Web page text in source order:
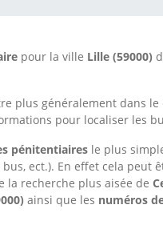
pour la ville Lille (59000)
plus généralement dans
pour localiser les
pénitentiairesle plus
ect.). En effet cela peut
la recherche plus aisée de
ainsi que les numéros